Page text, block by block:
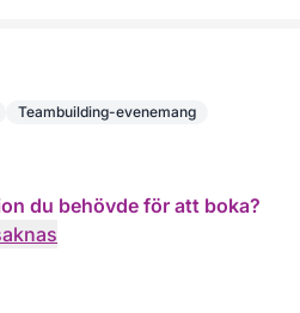
Teambuilding-evenemang
du behövde för att boka?